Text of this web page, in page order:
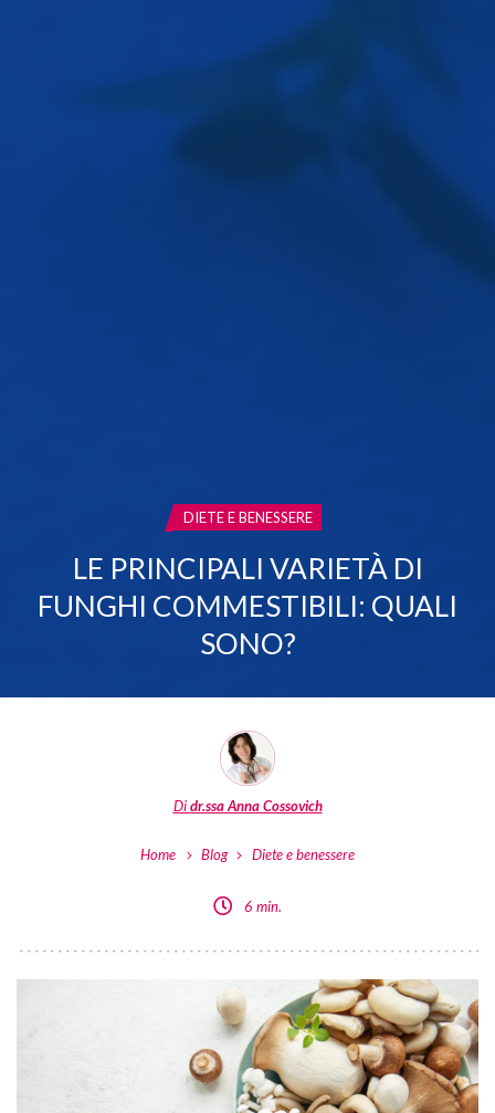
CATEGORIA:
DIETE E BENESSERE
LE PRINCIPALI VARIETÀ DI
FUNGHI COMMESTIBILI: QUALI
SONO?
Didr.ssa Anna Cossovich
Home Blog Diete e benessere
6 min.